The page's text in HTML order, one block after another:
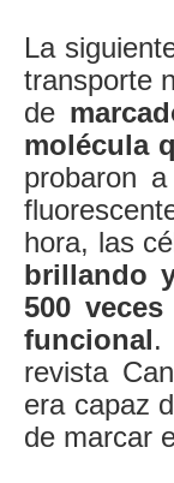
La
transporte
de
molécula
probaron
hora, las
brillando
500
funcional.
revista
era capaz
de marcar